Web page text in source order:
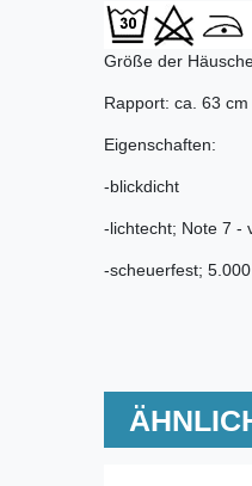
Größe der
Rapport: ca. 63 cm
Eigenschaften:
-blickdicht
-lichtecht; Note 7 -
-scheuerfest;